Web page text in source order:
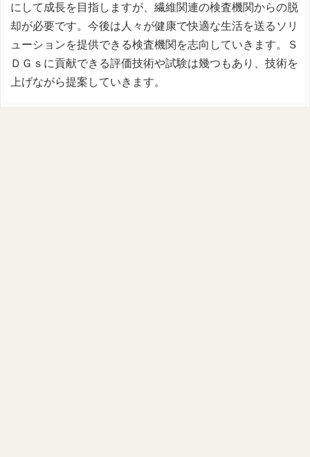
にして成長を目指しますが、繊維関連の検査機関からの脱
却が必要です。今後は人々が健康で快適な生活を送るソリ
ューションを提供できる検査機関を志向していきます。Ｓ
ＤＧｓに貢献できる評価技術や試験は幾つもあり、技術を
上げながら提案していきます。